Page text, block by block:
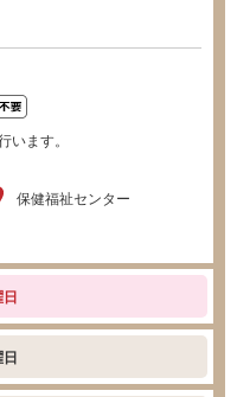
います。
保健福祉センター
日
日